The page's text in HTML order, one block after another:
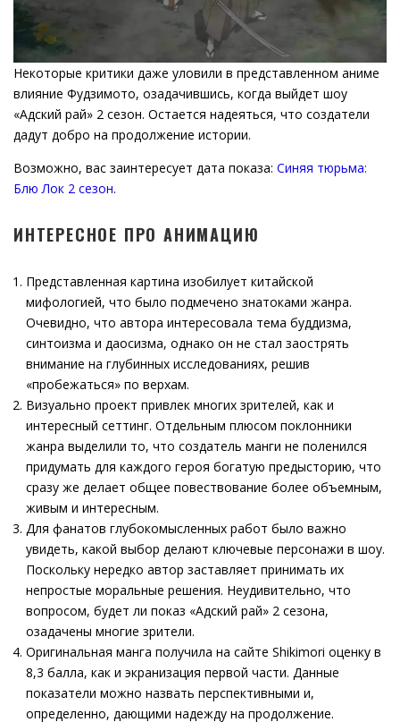
Некоторые критики даже уловили в представленном аниме
влияние Фудзимото, озадачившись, когда выйдет шоу
«Адский рай» 2 сезон. Остается надеяться, что создатели
дадут добро на продолжение истории.
Возможно, вас заинтересует дата показа: Синяя тюрьма:
Блю Лок 2 сезон.
ИНТЕРЕСНОЕ ПРО АНИМАЦИЮ
Представленная картина изобилует китайской
мифологией, что было подмечено знатоками жанра.
Очевидно, что автора интересовала тема буддизма,
синтоизма и даосизма, однако он не стал заострять
внимание на глубинных исследованиях, решив
«пробежаться» по верхам.
Визуально проект привлек многих зрителей, как и
интересный сеттинг. Отдельным плюсом поклонники
жанра выделили то, что создатель манги не поленился
придумать для каждого героя богатую предысторию, что
сразу же делает общее повествование более объемным,
живым и интересным.
Для фанатов глубокомысленных работ было важно
увидеть, какой выбор делают ключевые персонажи в шоу.
Поскольку нередко автор заставляет принимать их
непростые моральные решения. Неудивительно, что
вопросом, будет ли показ «Адский рай» 2 сезона,
озадачены многие зрители.
Оригинальная манга получила на сайте Shikimori оценку в
8,3 балла, как и экранизация первой части. Данные
показатели можно назвать перспективными и,
определенно, дающими надежду на продолжение.